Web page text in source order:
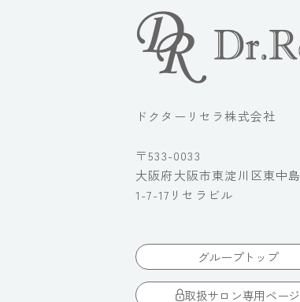
ドクターリセラ株式会社
〒533-0033
大阪府大阪市東淀川区東中島
1-7-17リセラビル
グループトップ
取扱サロン専用ページ